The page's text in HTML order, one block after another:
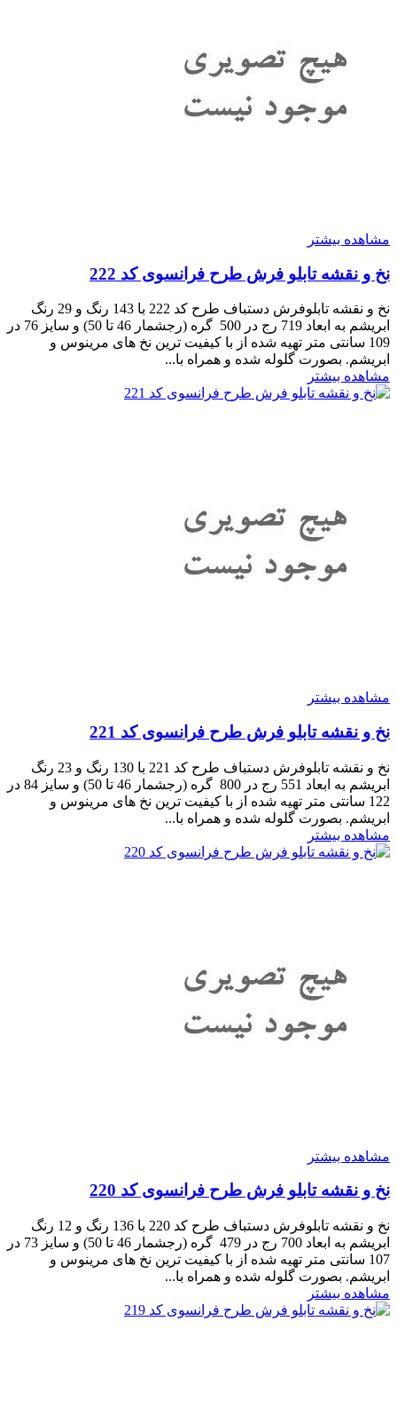
مشاهده بیشتر
نخ و نقشه تابلو فرش طرح فرانسوی کد 222
نخ و نقشه تابلوفرش دستباف طرح کد 222 با 143 رنگ و 29 رنگ
ابریشم به ابعاد 719 رج در 500 گره (رجشمار 46 تا 50) و سایز 76 در
109 سانتی متر تهیه شده از با کیفیت ترین نخ های مرینوس و
ابریشم. بصورت گلوله شده و همراه با...
مشاهده بیشتر
مشاهده بیشتر
نخ و نقشه تابلو فرش طرح فرانسوی کد 221
نخ و نقشه تابلوفرش دستباف طرح کد 221 با 130 رنگ و 23 رنگ
ابریشم به ابعاد 551 رج در 800 گره (رجشمار 46 تا 50) و سایز 84 در
122 سانتی متر تهیه شده از با کیفیت ترین نخ های مرینوس و
ابریشم. بصورت گلوله شده و همراه با...
مشاهده بیشتر
مشاهده بیشتر
نخ و نقشه تابلو فرش طرح فرانسوی کد 220
نخ و نقشه تابلوفرش دستباف طرح کد 220 با 136 رنگ و 12 رنگ
ابریشم به ابعاد 700 رج در 479 گره (رجشمار 46 تا 50) و سایز 73 در
107 سانتی متر تهیه شده از با کیفیت ترین نخ های مرینوس و
ابریشم. بصورت گلوله شده و همراه با...
مشاهده بیشتر